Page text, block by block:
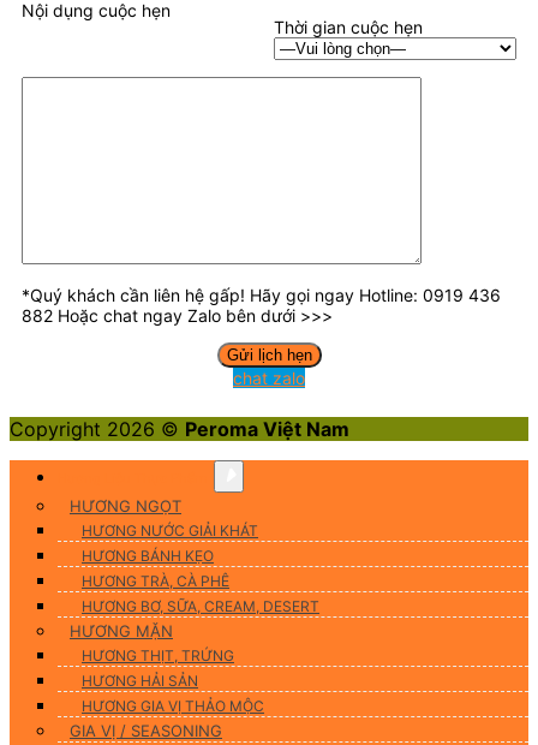
Thời gian cuộc hẹn
Nội dụng cuộc hẹn
*Quý khách cần liên hệ gấp! Hãy gọi ngay Hotline: 0919 436
882 Hoặc chat ngay Zalo bên dưới >>>
chat zalo
Copyright 2026 © Peroma Việt Nam
HƯƠNG NGỌT
HƯƠNG NƯỚC GIẢI KHÁT
HƯƠNG BÁNH KẸO
HƯƠNG TRÀ, CÀ PHÊ
HƯƠNG BƠ, SỮA, CREAM, DESERT
HƯƠNG MẶN
HƯƠNG THỊT, TRỨNG
HƯƠNG HẢI SẢN
HƯƠNG GIA VỊ THẢO MỘC
GIA VỊ / SEASONING